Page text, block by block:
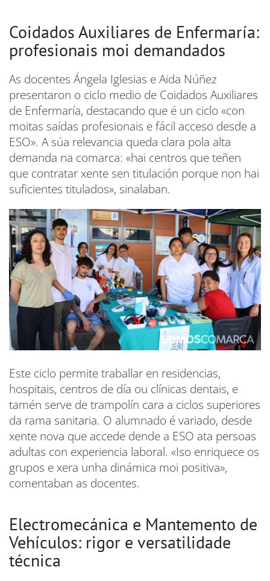
Coidados Auxiliares de Enfermaría:
profesionais moi demandados
As docentes Ángela Iglesias e Aida Núñez
presentaron o ciclo medio de Coidados Auxiliares
de Enfermaría, destacando que é un ciclo «con
moitas saídas profesionais e fácil acceso desde a
ESO». A súa relevancia queda clara pola alta
demanda na comarca: «hai centros que teñen
que contratar xente sen titulación porque non hai
suficientes titulados», sinalaban.
Este ciclo permite traballar en residencias,
hospitais, centros de día ou clínicas dentais, e
tamén serve de trampolín cara a ciclos superiores
da rama sanitaria. O alumnado é variado, desde
xente nova que accede dende a ESO ata persoas
adultas con experiencia laboral. «Iso enriquece os
grupos e xera unha dinámica moi positiva»,
comentaban as docentes.
Electromecánica e Mantemento de
Vehículos: rigor e versatilidade
técnica